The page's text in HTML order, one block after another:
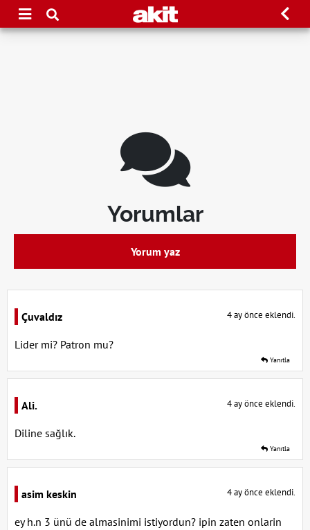
Yorumlar
Yorum yaz
Çuvaldız 4 ay önce eklendi.
Lider mi? Patron mu?
Yanıtla
Ali. 4 ay önce eklendi.
Diline sağlık.
Yanıtla
asim keskin 4 ay önce eklendi.
ey h.n 3 ünü de almasinimi istiyordun? ipin zaten onlarin